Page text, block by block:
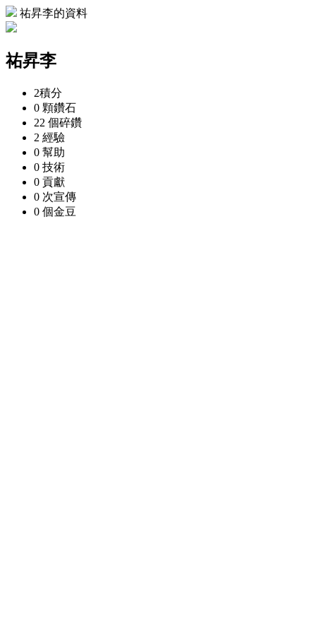
祐昇李的資料
祐昇李
2積分
0 顆鑽石
22 個碎鑽
2 經驗
0 幫助
0 技術
0 貢獻
0 次宣傳
0 個金豆